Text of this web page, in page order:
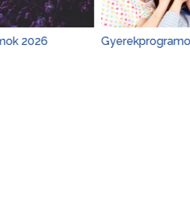
Gyerekprogramok 2026